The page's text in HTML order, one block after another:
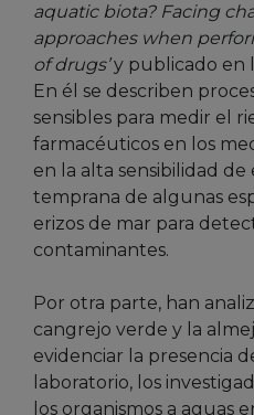
aquatic biota? Facing
approaches when
of drugs’y publicado en
En él se describen
sensibles para medir el
farmacéuticos en los
en la alta sensibilidad de
temprana de algunas
erizos de mar para
contaminantes.
Por otra parte, han
cangrejo verde y la
evidenciar la presencia
laboratorio, los
los organismos a aguas